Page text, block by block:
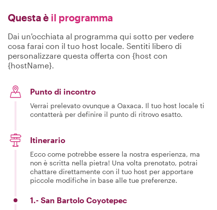
Questa è il programma
Dai un'occhiata al programma qui sotto per vedere
cosa farai con il tuo host locale. Sentiti libero di
personalizzare questa offerta con {host con
{hostName}.
Punto di incontro
Verrai prelevato ovunque a Oaxaca. Il tuo host locale ti
contatterà per definire il punto di ritrovo esatto.
Itinerario
Ecco come potrebbe essere la nostra esperienza, ma
non è scritta nella pietra! Una volta prenotato, potrai
chattare direttamente con il tuo host per apportare
piccole modifiche in base alle tue preferenze.
1.- San Bartolo Coyotepec